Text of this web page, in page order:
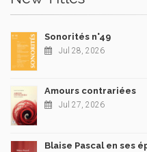
Sonorités n°49
Jul 28, 2026
Amours contrariées
Jul 27, 2026
Blaise Pascal en ses